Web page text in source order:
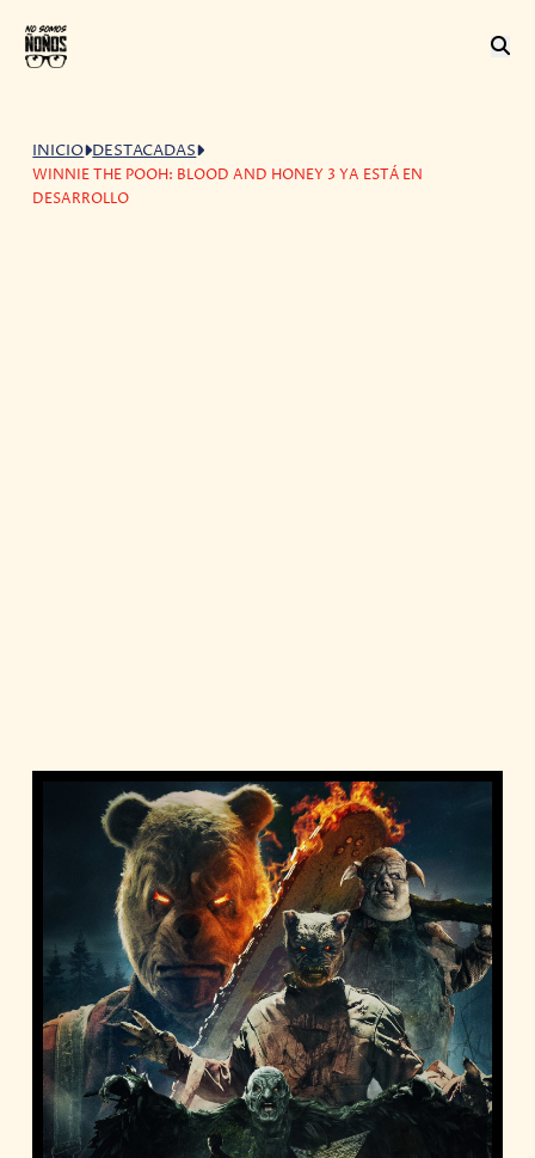
INICIO DESTACADAS
WINNIE THE POOH: BLOOD AND HONEY 3 YA ESTÁ EN
DESARROLLO